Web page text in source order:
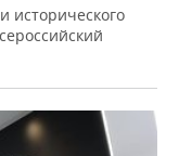
исторического